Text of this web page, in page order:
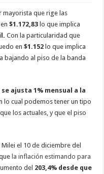
mayorista que rige las
en$1.172,83 lo que implica
Con la particularidad que
en$1.152 lo que implica
bajando al piso de la banda
ajusta 1% mensual a la
lo cual podemos tener un tipo
los actuales, y que el piso
el 10 de diciembre del
la inflación estimando para
del 203,4% desde que